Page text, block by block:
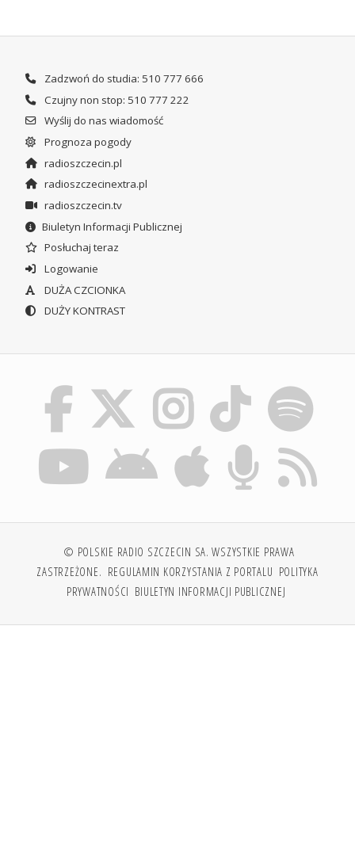
Zadzwoń do studia: 510 777 666
Czujny non stop: 510 777 222
Wyślij do nas wiadomość
Prognoza pogody
radioszczecin.pl
radioszczecinextra.pl
radioszczecin.tv
Biuletyn Informacji Publicznej
Posłuchaj teraz
Logowanie
DUŻA CZCIONKA
DUŻY KONTRAST
© POLSKIE RADIO SZCZECIN SA. WSZYSTKIE PRAWA
ZASTRZEŻONE. REGULAMIN KORZYSTANIA Z PORTALU POLITYKA
PRYWATNOŚCI BIULETYN INFORMACJI PUBLICZNEJ